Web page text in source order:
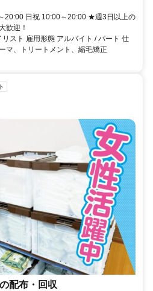
20:00 日祝 10:00～20:00 ★週3日以上の
歓迎！
スト 雇用形態 アルバイト / パート 仕
マ、トリートメント、縮毛矯正
配布・回収